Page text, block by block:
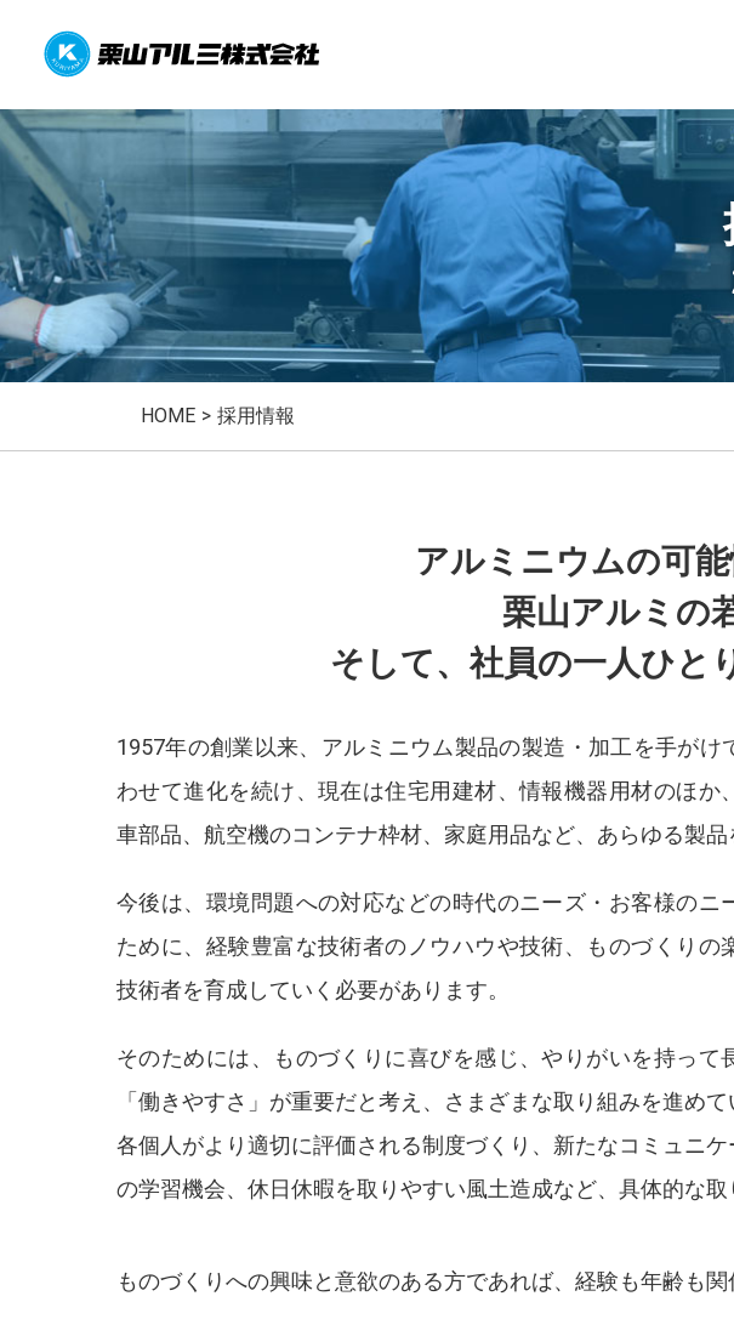
HOME > 採用情報
アルミニウムの可
栗山アルミの
そして、社員の一人ひと
1957年の創業以来、アルミニウム製品の製造・加工を手がけ
わせて進化を続け、現在は住宅用建材、情報機器用材のほか
車部品、航空機のコンテナ枠材、家庭用品など、あらゆる製品
今後は、環境問題への対応などの時代のニーズ・お客様のニ
ために、経験豊富な技術者のノウハウや技術、ものづくりの
技術者を育成していく必要があります。
そのためには、ものづくりに喜びを感じ、やりがいを持って
「働きやすさ」が重要だと考え、さまざまな取り組みを進めて
各個人がより適切に評価される制度づくり、新たなコミュニ
の学習機会、休日休暇を取りやすい風土造成など、具体的な取
ものづくりへの興味と意欲のある方であれば、経験も年齢も関